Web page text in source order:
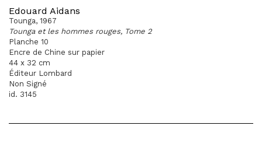
Edouard Aidans
Tounga, 1967
Tounga et les hommes rouges, Tome 2
Planche 10
Encre de Chine sur papier
44 x 32 cm
Éditeur Lombard
Non Signé
id. 3145